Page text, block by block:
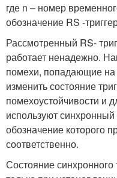
где n – номер
обозначение RS -
Рассмотренный RS-
работает ненадежно.
помехи, попадающие
изменить состояние
помехоустойчивости и
используют
обозначение которого
соответственно.
Состояние синхронного